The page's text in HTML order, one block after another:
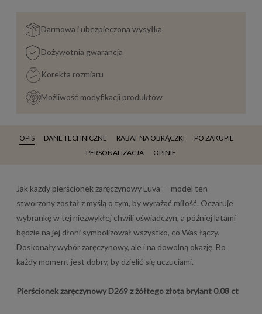
Darmowa i ubezpieczona wysyłka
Dożywotnia gwarancja
Korekta rozmiaru
Możliwość modyfikacji produktów
OPIS DANE TECHNICZNE RABAT NA OBRĄCZKI
PO ZAKUPIE
PERSONALIZACJA
OPINIE
Jak każdy pierścionek zaręczynowy Luva — model ten
stworzony został z myślą o tym, by wyrażać miłość. Oczaruje
wybrankę w tej niezwykłej chwili oświadczyn, a później latami
będzie na jej dłoni symbolizował wszystko, co Was łączy.
Doskonały wybór zaręczynowy, ale i na dowolną okazję. Bo
każdy moment jest dobry, by dzielić się uczuciami.
Pierścionek zaręczynowy D269 z żółtego złota brylant 0.08 ct